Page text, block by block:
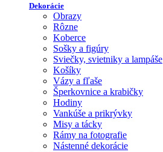
Dekorácie
Obrazy
Rôzne
Koberce
Sošky a figúry
Sviečky, svietniky a lampáše
Košíky
Vázy a fľaše
Šperkovnice a krabičky
Hodiny
Vankúše a prikrývky
Misy a tácky
Rámy na fotografie
Nástenné dekorácie